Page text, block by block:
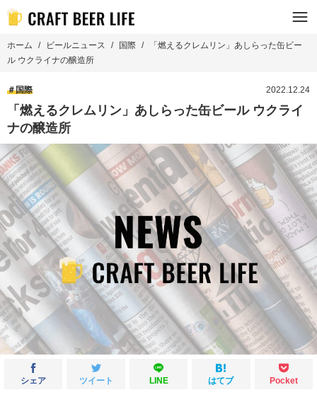
ホーム ビールニュース 国際
「燃えるクレムリン」あしらった缶ビー
ル ウクライナの醸造所
国際 2022.12.24
「燃えるクレムリン」あしらった缶ビール ウクライ
ナの醸造所
シェア ツイート LINE はてブ Pocket